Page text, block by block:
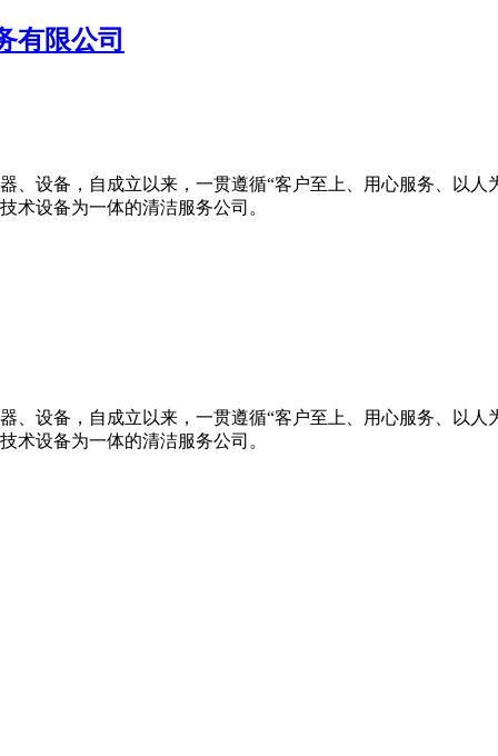
、设备，自成立以来，一贯遵循“客户至上、用心服务、以
术设备为一体的清洁服务公司。
、设备，自成立以来，一贯遵循“客户至上、用心服务、以
术设备为一体的清洁服务公司。